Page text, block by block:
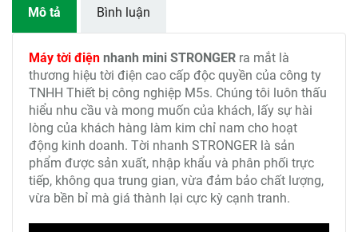
Mô tả Bình luận
Máy tời điện nhanh mini STRONGER ra mắt là
thương hiệu tời điện cao cấp độc quyền của công ty
TNHH Thiết bị công nghiệp M5s. Chúng tôi luôn thấu
hiểu nhu cầu và mong muốn của khách, lấy sự hài
lòng của khách hàng làm kim chỉ nam cho hoạt
động kinh doanh. Tời nhanh STRONGER là sản
phẩm được sản xuất, nhập khẩu và phân phối trực
tiếp, không qua trung gian, vừa đảm bảo chất lượng,
vừa bền bỉ mà giá thành lại cực kỳ cạnh tranh.